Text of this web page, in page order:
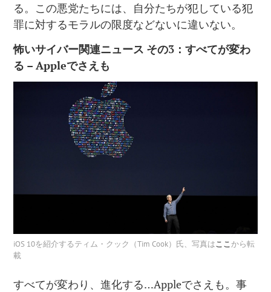
る。この悪党たちには、自分たちが犯している犯
罪に対するモラルの限度などないに違いない。
怖いサイバー関連ニュース その3 ：すべてが変わ
る – Appleでさえも
iOS 10を紹介するティム・クック（Tim Cook）氏、写真はここから転
載
すべてが変わり、進化する…Appleでさえも。事